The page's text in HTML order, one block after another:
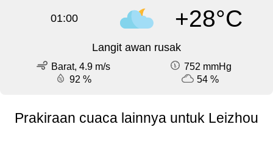
01:00 +28°C
Langit awan rusak
Barat, 4.9 m/s
752 mmHg
92 %
54 %
Prakiraan cuaca lainnya untuk Leizhou